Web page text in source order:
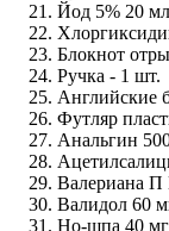
Йод 5% 20
Блокнот
Ручка - 1 шт.
Английские
Футляр
Анальгин
Валериана П
Валидол 60
Но-шпа 40